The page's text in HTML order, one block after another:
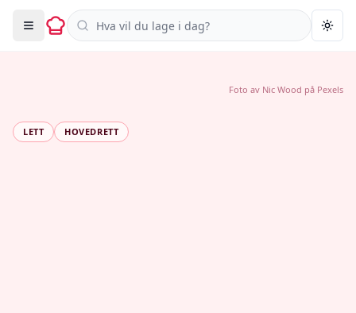
Søk i oppskrifter
LETT HOVEDRETT
Foto av Nic Wood på Pexels